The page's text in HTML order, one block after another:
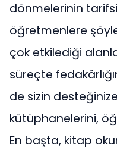
dönmelerinin
öğretmenlere şöyle
çok etkilediği
süreçte
de sizin
kütüphanelerini,
En başta, kitap